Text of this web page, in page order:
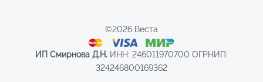
©2026 Веста
ИП Смирнова Д.Н. ИНН: 246011970700 ОГРНИП:
324246800169362